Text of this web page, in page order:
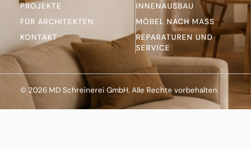
PROJEKTE
FÜR ARCHITEKTEN
KONTAKT
INNENAUSBAU
MÖBEL NACH MASS
REPARATUREN UND
SERVICE
© 2026 MD Schreinerei GmbH. Alle Rechte vorbehalten.